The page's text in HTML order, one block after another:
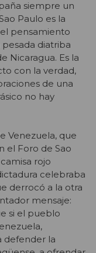
siempre un
Paulo es la
pensamiento
diatriba
Nicaragua. Es la
con la verdad,
de una
no hay
Venezuela, que
el Foro de Sao
rojo
celebraba
derrocó a la otra
mensaje:
si el pueblo
defender la